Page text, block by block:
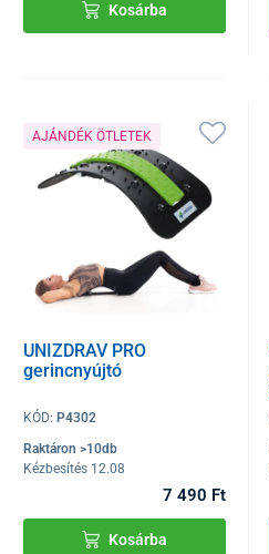
Kosárba
AJÁNDÉK ÖTLETEK
UNIZDRAV PRO
gerincnyújtó
KÓD: P4302
Raktáron >10db
Kézbesítés 12.08
7 490 Ft
Kosárba